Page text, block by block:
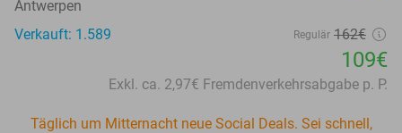
Antwerpen
Verkauft: 1.589
Regulär 162€
109€
Exkl. ca. 2,97€ Fremdenverkehrsabgabe p. P.
Täglich um Mitternacht neue Social Deals. Sei schnell,